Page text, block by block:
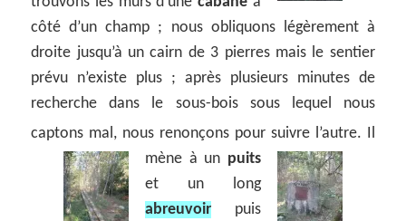
côté d’un champ ; nous obliquons légèrement à
droite jusqu’à un cairn de 3 pierres mais le sentier
prévu n’existe plus ; après plusieurs minutes de
recherche dans le sous-bois sous lequel nous
captons mal, nous renonçons pour suivre l’autre.
mène à un puits
et un long
abreuvoir puis